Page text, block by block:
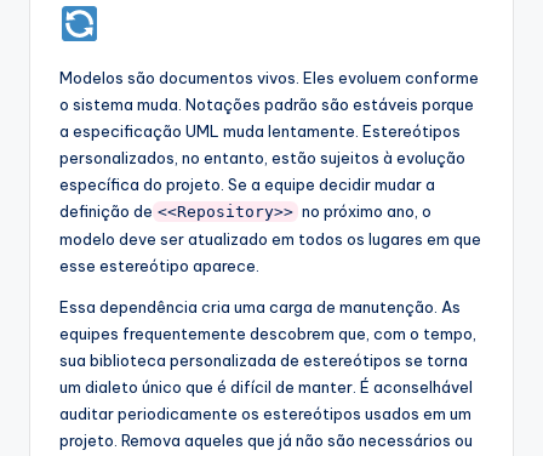
Modelos são documentos vivos. Eles evoluem conforme
o sistema muda. Notações padrão são estáveis porque
a especificação UML muda lentamente. Estereótipos
personalizados, no entanto, estão sujeitos à evolução
específica do projeto. Se a equipe decidir mudar a
definição de <<Repository>> no próximo ano, o
modelo deve ser atualizado em todos os lugares em que
esse estereótipo aparece.
Essa dependência cria uma carga de manutenção. As
equipes frequentemente descobrem que, com o tempo,
sua biblioteca personalizada de estereótipos se torna
um dialeto único que é difícil de manter. É aconselhável
auditar periodicamente os estereótipos usados em um
projeto. Remova aqueles que já não são necessários ou